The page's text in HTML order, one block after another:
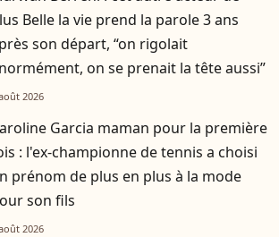
Belle la vie prend la parole 3 ans
son départ, “on rigolait
on se prenait la tête aussi”
2026
Garcia maman pour la première
: l'ex-championne de tennis a choisi
prénom de plus en plus à la mode
son fils
2026